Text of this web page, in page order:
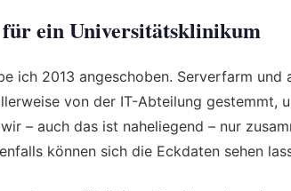
für ein Universitätsklinikum
ich 2013 angeschoben. Serverfarm und
von der IT-Abteilung gestemmt,
– auch das ist naheliegend – nur
können sich die Eckdaten sehen